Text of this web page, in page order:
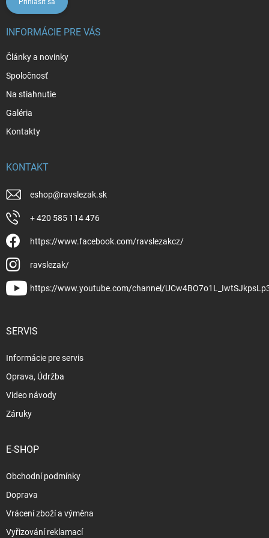
Prihlásiť sa
INFORMÁCIE PRE VÁS
Články a novinky
Spoločnosť
Na stiahnutie
Galéria
Kontakty
KONTAKT
eshop@ravslezak.sk
+ 420 585 114 476
https://www.facebook.com/ravslezakcz/
ravslezak/
https://www.youtube.com/channel/
SERVIS
Informácie pre servis
Oprava, Údržba
Video návody
Záruky
E-SHOP
Obchodní podmínky
Doprava
Vrácení zboží a výměna
Vyřizování reklamací